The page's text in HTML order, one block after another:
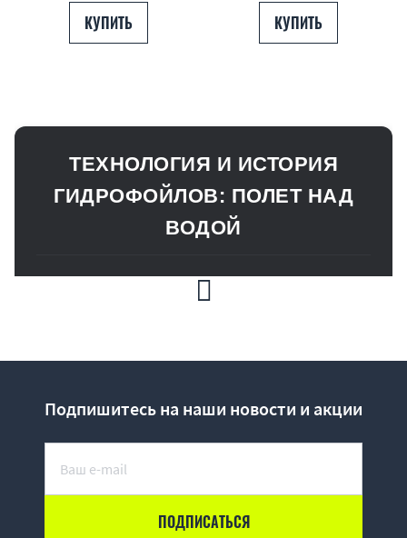
КУПИТЬ КУПИТЬ
ТЕХНОЛОГИЯ И ИСТОРИЯ
ГИДРОФОЙЛОВ: ПОЛЕТ НАД
ВОДОЙ
Гидрофойл (подводное крыло, или просто «фойл»)
за последние годы произвел настоящую революцию
Подпишитесь на наши новости и акции